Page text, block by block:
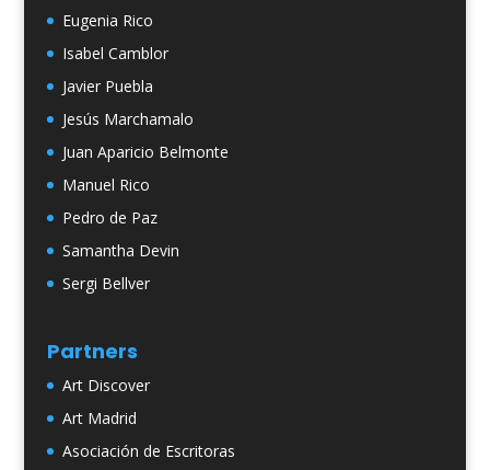
Eugenia Rico
Isabel Camblor
Javier Puebla
Jesús Marchamalo
Juan Aparicio Belmonte
Manuel Rico
Pedro de Paz
Samantha Devin
Sergi Bellver
Partners
Art Discover
Art Madrid
Asociación de Escritoras